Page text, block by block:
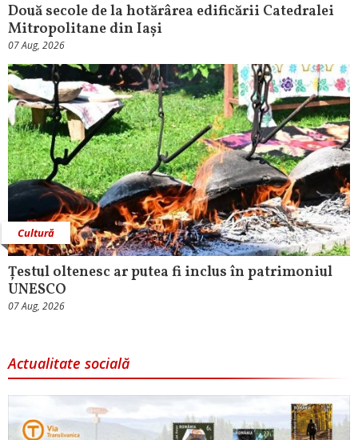
Două secole de la hotărârea edificării Catedralei
Mitropolitane din Iași
07 Aug, 2026
Cultură
Țestul oltenesc ar putea fi inclus în patrimoniul
UNESCO
07 Aug, 2026
Actualitate socială